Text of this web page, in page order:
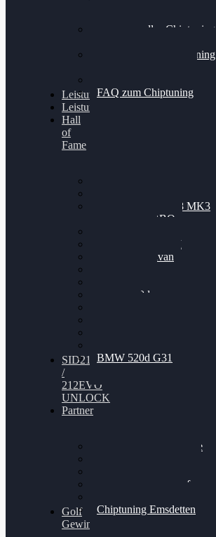
Professionelles Chiptuning
Professionelles Chiptuning
FAQ zum Chiptuning
Leistungsmessung
Leistungsprüfstand
Hall
of
Fame
Nissan GT-R35 3.8 MK3
V6 TWINTURBO
VW Passat 2.0TDI
VW T6 Multivan
BMW 120d
BMW 520d G31
SID212
/
212EVO
UNLOCK
Partner
Bilgenroth Performance
Chiptuning Schüttorf
Chiptuning Emsdetten
Golf
Gewinnspiel